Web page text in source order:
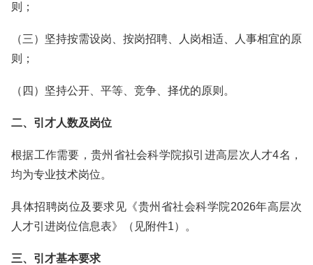
则；
（三）坚持按需设岗、按岗招聘、人岗相适、人事相宜的原
则；
（四）坚持公开、平等、竞争、择优的原则。
二、引才人数及岗位
根据工作需要，贵州省社会科学院拟引进高层次人才4名，
均为专业技术岗位。
具体招聘岗位及要求见《贵州省社会科学院2026年高层次
人才引进岗位信息表》（见附件1）。
三、引才基本要求